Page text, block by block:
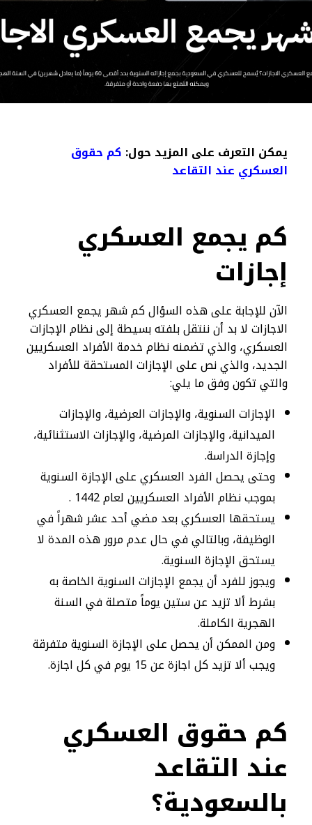
يمكن التعرف على المزيد حول: كم حقوق
العسكري عند التقاعد
كم يجمع العسكري
إجازات
الآن للإجابة على هذه السؤال كم شهر يجمع العسكري
الاجازات لا بد أن ننتقل بلفته بسيطة إلى نظام الإجازات
العسكري، والذي تضمنه نظام خدمة الأفراد العسكريين
الجديد، والذي نص على الإجازات المستحقة للأفراد
والتي تكون وفق ما يلي:
الإجازات السنوية، والإجازات العرضية، والإجازات
الميدانية، والإجازات المرضية، والإجازات الاستثنائية،
وإجازة الدراسة.
وحتى يحصل الفرد العسكري على الإجازة السنوية
بموجب نظام الأفراد العسكريين لعام 1442 .
يستحقها العسكري بعد مضي أحد عشر شهراً في
الوظيفة، وبالتالي في حال عدم مرور هذه المدة لا
يستحق الإجازة السنوية.
ويجوز للفرد أن يجمع الإجازات السنوية الخاصة به
بشرط ألا تزيد عن ستين يوماً متصلة في السنة
الهجرية الكاملة.
ومن الممكن أن يحصل على الإجازة السنوية متفرقة
ويجب ألا تزيد كل اجازة عن 15 يوم في كل اجازة.
كم حقوق العسكري
عند التقاعد
بالسعودية؟